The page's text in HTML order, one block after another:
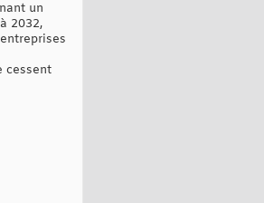
un
2032,
cessent